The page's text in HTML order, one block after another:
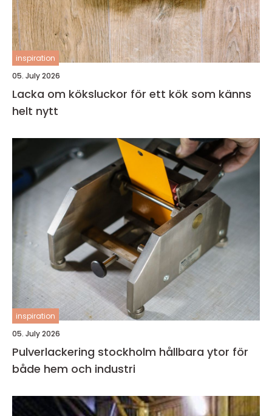
inspiration
05. July 2026
Lacka om köksluckor för ett kök som känns
helt nytt
inspiration
05. July 2026
Pulverlackering stockholm hållbara ytor för
både hem och industri